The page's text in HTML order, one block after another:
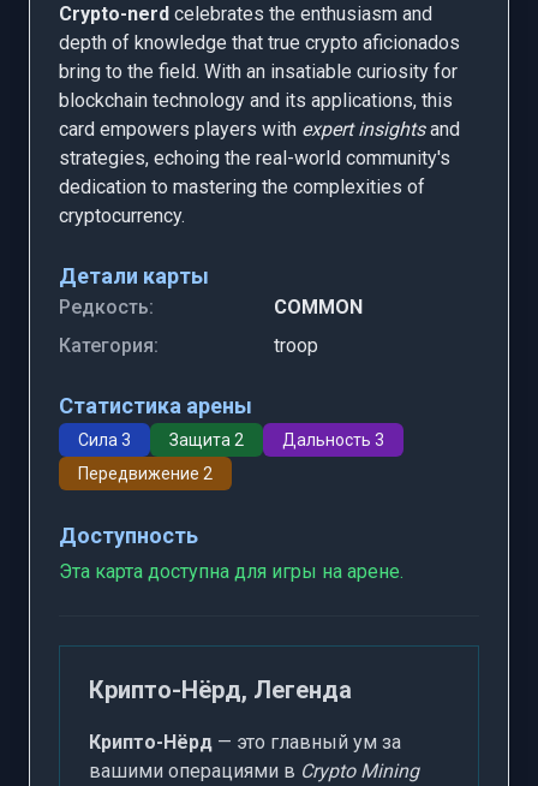
Crypto-nerd celebrates the enthusiasm and
depth of knowledge that true crypto aficionados
bring to the field. With an insatiable curiosity for
blockchain technology and its applications, this
card empowers players with expert insightsand
strategies, echoing the real-world community's
dedication to mastering the complexities of
cryptocurrency.
Детали карты
Редкость:
COMMON
Категория:
troop
Статистика арены
Сила 3 Защита 2
Дальность 3
Передвижение 2
Доступность
Эта карта доступна для игры на арене.
Крипто-Нёрд, Легенда
Крипто-Нёрд — это главный ум за
вашими операциями в Crypto Mining